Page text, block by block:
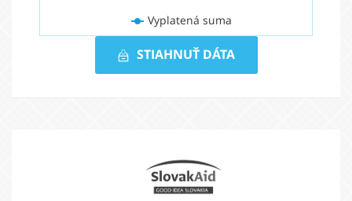
Vyplatená suma
Vyplatená
STIAHNUŤ DÁTA